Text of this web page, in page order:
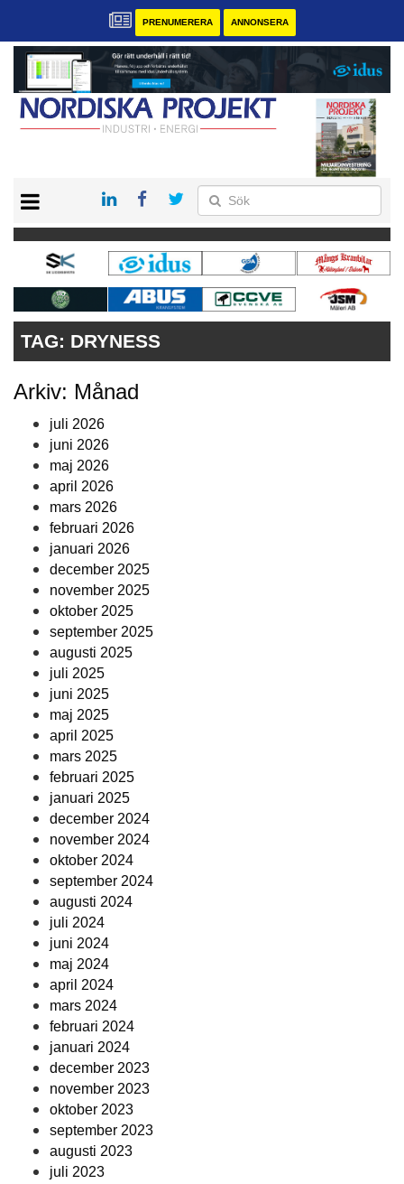
PRENUMERERA ANNONSERA
KONTAKT
VÅRA ANDRA MAGASIN
PRENUMERERA
ANNONSERA
TAG: DRYNESS
Arkiv: Månad
juli 2026
juni 2026
maj 2026
april 2026
mars 2026
februari 2026
januari 2026
december 2025
november 2025
oktober 2025
september 2025
augusti 2025
juli 2025
juni 2025
maj 2025
april 2025
mars 2025
februari 2025
januari 2025
december 2024
november 2024
oktober 2024
september 2024
augusti 2024
juli 2024
juni 2024
maj 2024
april 2024
mars 2024
februari 2024
januari 2024
december 2023
november 2023
oktober 2023
september 2023
augusti 2023
juli 2023